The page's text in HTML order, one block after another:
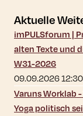
Aktuelle
imPULSforum |
alten Texte und
W31-2026
09.09.2026 12:30
Varuns Worklab
Yoga politisch